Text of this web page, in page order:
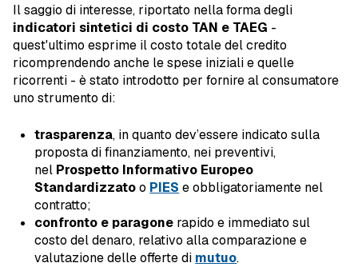
Il saggio di interesse, riportato nella forma degli
indicatori sintetici di costo TAN e TAEG -
quest'ultimo esprime il costo totale del credito
ricomprendendo anche le spese iniziali e quelle
ricorrenti - è stato introdotto per fornire al consumatore
uno strumento di:
trasparenza, in quanto dev’essere indicato sulla
proposta di finanziamento, nei preventivi,
nel Prospetto Informativo Europeo
Standardizzatoo PIES e obbligatoriamente nel
contratto;
confronto e paragone rapido e immediato sul
costo del denaro, relativo alla comparazione e
valutazione delle offerte di mutuo.